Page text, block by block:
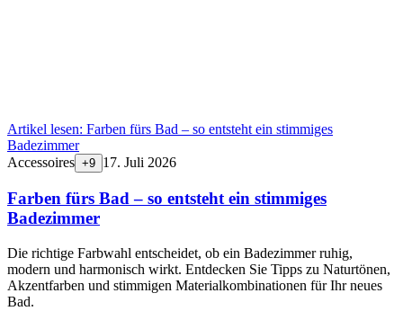
Artikel lesen: Farben fürs Bad – so entsteht ein stimmiges
Badezimmer
Accessoires +9 17. Juli 2026
Farben fürs Bad – so entsteht ein stimmiges
Badezimmer
Die richtige Farbwahl entscheidet, ob ein Badezimmer ruhig,
modern und harmonisch wirkt. Entdecken Sie Tipps zu Naturtönen,
Akzentfarben und stimmigen Materialkombinationen für Ihr neues
Bad.